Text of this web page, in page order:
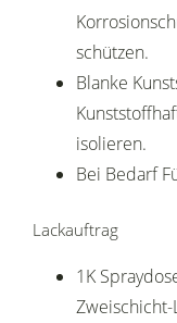
schützen.
Blanke
isolieren.
Bei Bedarf
Lackauftrag
1K